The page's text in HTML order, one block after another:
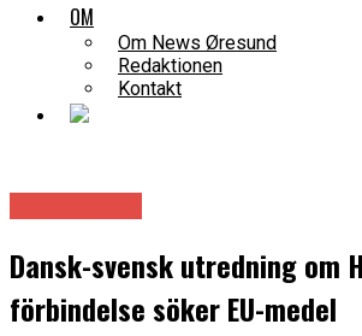
OM
Om News Øresund
Redaktionen
Kontakt
Dansk-svensk utredning om
förbindelse söker EU-medel